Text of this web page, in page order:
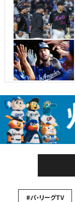
#パ・リーグTV